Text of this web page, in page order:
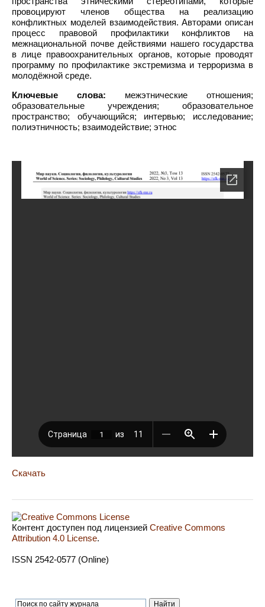
провоцируют членов общества на реализацию
конфликтных моделей взаимодействия. Авторами описан
процесс правовой профилактики конфликтов на
межнациональной почве действиями нашего государства
в лице правоохранительных органов, которые проводят
программу по профилактике экстремизма и терроризма в
молодёжной среде.
Ключевые слова: межэтнические отношения;
образовательные учреждения; образовательное
пространство; обучающийся; интервью; исследование;
полиэтничность; взаимодействие; этнос
Скачать
Контент доступен под лицензией Creative Commons
Attribution 4.0 License.
ISSN 2542-0577 (Online)